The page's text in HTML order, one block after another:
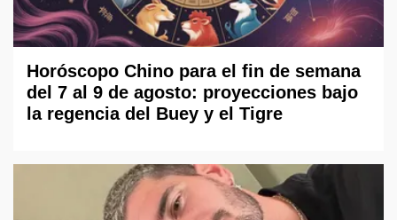
Horóscopo Chino para el fin de semana
del 7 al 9 de agosto: proyecciones bajo
la regencia del Buey y el Tigre